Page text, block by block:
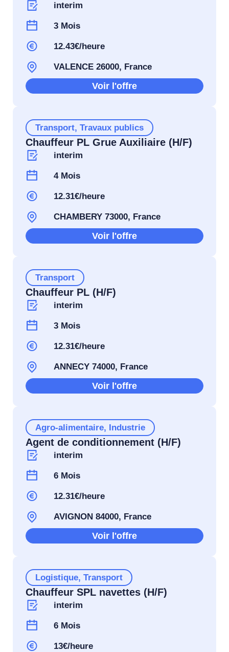
interim
3 Mois
12.43€/heure
VALENCE 26000, France
Voir l'offre
Transport, Travaux publics
Chauffeur PL Grue Auxiliaire (H/F)
interim
4 Mois
12.31€/heure
CHAMBERY 73000, France
Voir l'offre
Transport
Chauffeur PL (H/F)
interim
3 Mois
12.31€/heure
ANNECY 74000, France
Voir l'offre
Agro-alimentaire, Industrie
Agent de conditionnement (H/F)
interim
6 Mois
12.31€/heure
AVIGNON 84000, France
Voir l'offre
Logistique, Transport
Chauffeur SPL navettes (H/F)
interim
6 Mois
13€/heure